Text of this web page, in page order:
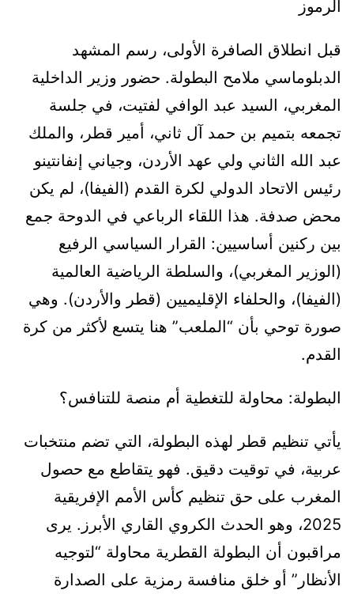
الرموز
قبل انطلاق الصافرة الأولى، رسم المشهد
الدبلوماسي ملامح البطولة. حضور وزير الداخلية
المغربي، السيد عبد الوافي لفتيت، في جلسة
تجمعه بتميم بن حمد آل ثاني، أمير قطر، والملك
عبد الله الثاني ولي عهد الأردن، وجياني إنفانتينو
رئيس الاتحاد الدولي لكرة القدم (الفيفا)، لم يكن
محض صدفة. هذا اللقاء الرباعي في الدوحة جمع
بين ركنين أساسيين: القرار السياسي الرفيع
(الوزير المغربي)، والسلطة الرياضية العالمية
(الفيفا)، والحلفاء الإقليميين (قطر والأردن). وهي
صورة توحي بأن “الملعب” هنا يتسع لأكثر من كرة
القدم.
البطولة: محاولة للتغطية أم منصة للتنافس؟
يأتي تنظيم قطر لهذه البطولة، التي تضم منتخبات
عربية، في توقيت دقيق. فهو يتقاطع مع حصول
المغرب على حق تنظيم كأس الأمم الإفريقية
2025، وهو الحدث الكروي القاري الأبرز. يرى
مراقبون أن البطولة القطرية محاولة “لتوجيه
الأنظار” أو خلق منافسة رمزية على الصدارة